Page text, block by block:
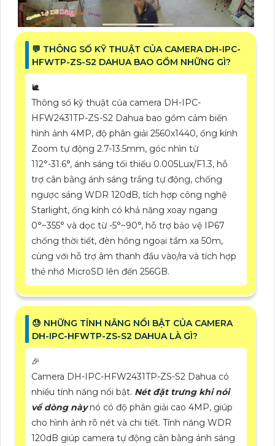
️💬 THÔNG SỐ KỸ THUẬT CỦA CAMERA DH-IPC-
HFWTP-ZS-S2 DAHUA BAO GỒM NHỮNG GÌ?
🐌
Thông số kỹ thuật của camera DH-IPC-
HFW2431TP-ZS-S2 Dahua bao gồm cảm biến
hình ảnh 4MP, độ phân giải 2560x1440, ống kính
Zoom tự động 2.7-13.5mm, góc nhìn từ
112°-31.6°, ánh sáng tối thiểu 0.005Lux/F1.3, hỗ
trợ cân bằng ánh sáng trắng tự động, chống
ngược sáng WDR 120dB, tích hợp công nghệ
Starlight, ống kính có khả năng xoay ngang
0°~355° và dọc từ -5°~90°, hỗ trợ bảo vệ IP67
chống thời tiết, đèn hồng ngoại tầm xa 50m,
cùng với hỗ trợ âm thanh đầu vào/ra và tích hợp
thẻ nhớ MicroSD lên đến 256GB.
😓 NHỮNG TÍNH NĂNG NỔI BẬT CỦA CAMERA
DH-IPC-HFWTP-ZS-S2 DAHUA LÀ GÌ?
️🎉
Camera DH-IPC-HFW2431TP-ZS-S2 Dahua có
nhiều tính năng nổi bật. Nét đặt trưng khi nói
về dòng nàynó có độ phân giải cao 4MP, giúp
cho hình ảnh rõ nét và chi tiết. Tính năng WDR
120dB giúp camera tự động cân bằng ánh sáng